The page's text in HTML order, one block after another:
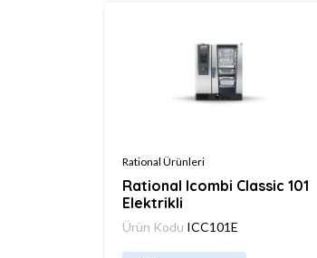
Rational Ürünleri
Rational Icombi Classic 101
Elektrikli
Ürün Kodu ICC101E